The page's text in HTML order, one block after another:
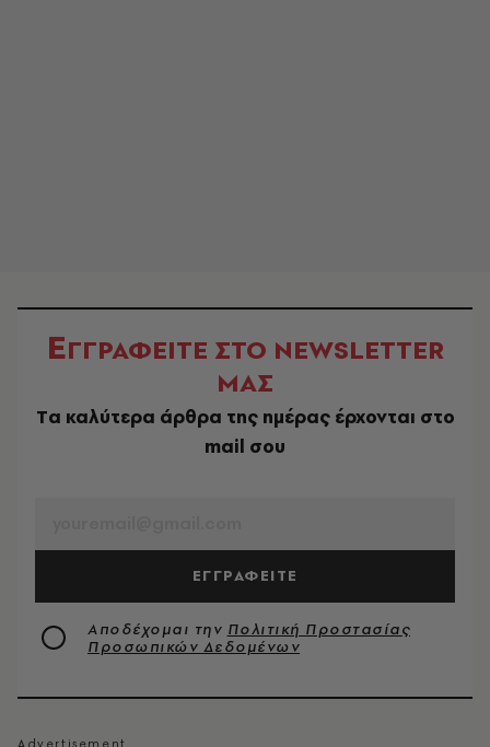
ΕΓΓΡΑΦΕΙΤΕ ΣΤΟ NEWSLETTER
ΜΑΣ
Tα καλύτερα άρθρα της ημέρας έρχονται στο
mail σου
ΕΓΓΡΑΦΕΙΤΕ
Αποδέχομαι την Πολιτική Προστασίας
Προσωπικών Δεδομένων